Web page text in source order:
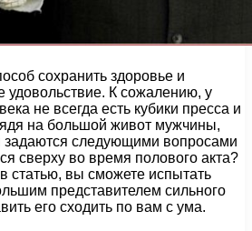
сохранить здоровье и
удовольствие. К сожалению, у
не всегда есть кубики пресса и
на большой живот мужчины,
следующими вопросами
сверху во время полового акта?
статью, вы сможете испытать
представителем сильного
его сходить по вам с ума.